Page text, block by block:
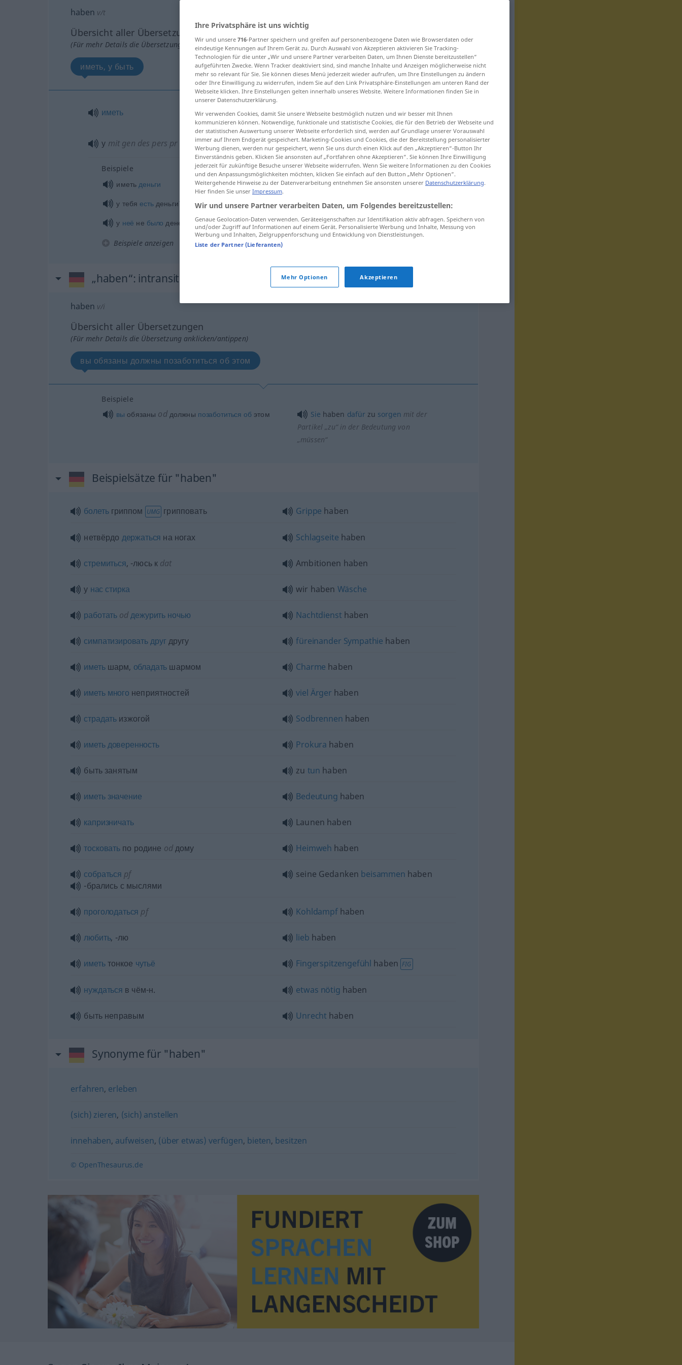
haben v/t
Übersicht aller Übersetzungen
(Für mehr Details die Übersetzung anklicken/antippen)
иметь, у быть
иметь haben besitzen
у mitgen des pers pr+ Zeitform vonбыть haben KONKRET AUSSER IM INFGEWÖHNLICH
Beispiele
иметь деньги Geldhaben als Hilfsverb unübersetzt
у тебя естьденьги?
hast du Geld?
у неё не было денег sie hattekein Geld
Beispiele anzeigen
„haben“: intransitives Verb
haben v/i
Übersicht aller Übersetzungen
(Für mehr Details die Übersetzung anklicken/antippen)
вы обязаны должны позаботиться об этом
Beispiele
вы обязаны odдолжны позаботиться об этом Sie haben dafürzu sorgen mit der
Partikel „zu“ in der Bedeutung von
„müssen“
Beispielsätze für "haben"
болетьгриппом UMG грипповать Grippe haben
нетвёрдо держаться на ногах Schlagseite haben
стремиться, -люсь к dat Ambitionen haben
у нас стирка wir haben Wäsche
работать odдежурить ночью Nachtdienst haben
симпатизироватьдруг другу füreinander Sympathie haben
иметьшарм, обладать шармом Charme haben
иметь много неприятностей viel Ärger haben
страдать изжогой Sodbrennen haben
иметьдоверенность Prokura haben
быть занятым zu tun haben
иметь значение Bedeutung haben
капризничать Launen haben
тосковатьпо родине odдому Heimweh haben
собраться pf
-брались с мыслями
seine Gedanken beisammen haben
проголодаться pf Kohldampfhaben
любить, -лю lieb haben
иметьтонкое чутьё Fingerspitzengefühl haben FIG
нуждаться в чём-н. etwas nötig haben
быть неправым Unrecht haben
Synonyme für "haben"
erfahren, erleben
(sich) zieren, (sich) anstellen
innehaben, aufweisen, (über etwas) verfügen, bieten, besitzen
© OpenThesaurus.de
Ihre Privatsphäre ist uns wichtig
Wir und unsere 716-Partner speichern und greifen auf personenbezogene Daten wie Browserdaten oder
eindeutige Kennungen auf Ihrem Gerät zu. Durch Auswahl von Akzeptieren aktivieren Sie Tracking-
Technologien für die unter „Wir und unsere Partner verarbeiten Daten, um Ihnen Dienste bereitzustellen“
aufgeführten Zwecke. Wenn Tracker deaktiviert sind, sind manche Inhalte und Anzeigen möglicherweise nicht
mehr so relevant für Sie. Sie können dieses Menü jederzeit wieder aufrufen, um Ihre Einstellungen zu ändern
oder Ihre Einwilligung zu widerrufen, indem Sie auf den Link Privatsphäre-Einstellungen am unteren Rand der
Webseite klicken. Ihre Einstellungen gelten innerhalb unseres Website. Weitere Informationen finden Sie in
unserer Datenschutzerklärung.
Wir verwenden Cookies, damit Sie unsere Webseite bestmöglich nutzen und wir besser mit Ihnen
kommunizieren können. Notwendige, funktionale und statistische Cookies, die für den Betrieb der Webseite und
der statistischen Auswertung unserer Webseite erforderlich sind, werden auf Grundlage unserer Vorauswahl
immer auf Ihrem Endgerät gespeichert. Marketing-Cookies und Cookies, die der Bereitstellung personalisierter
Werbung dienen, werden nur gespeichert, wenn Sie uns durch einen Klick auf den „Akzeptieren“-Button Ihr
Einverständnis geben. Klicken Sie ansonsten auf „Fortfahren ohne Akzeptieren“. Sie können Ihre Einwilligung
jederzeit für zukünftige Besuche unserer Webseite widerrufen. Wenn Sie weitere Informationen zu den Cookies
und den Anpassungsmöglichkeiten möchten, klicken Sie einfach auf den Button „Mehr Optionen“.
Weitergehende Hinweise zu der Datenverarbeitung entnehmen Sie ansonsten unserer Datenschutzerklärung.
Hier finden Sie unser Impressum.
Wir und unsere Partner verarbeiten Daten, um Folgendes bereitzustellen:
Genaue Geolocation-Daten verwenden. Geräteeigenschaften zur Identifikation aktiv abfragen. Speichern von
und/oder Zugriff auf Informationen auf einem Gerät. Personalisierte Werbung und Inhalte, Messung von
Werbung und Inhalten, Zielgruppenforschung und Entwicklung von Dienstleistungen.
Liste der Partner (Lieferanten)
Mehr Optionen Akzeptieren